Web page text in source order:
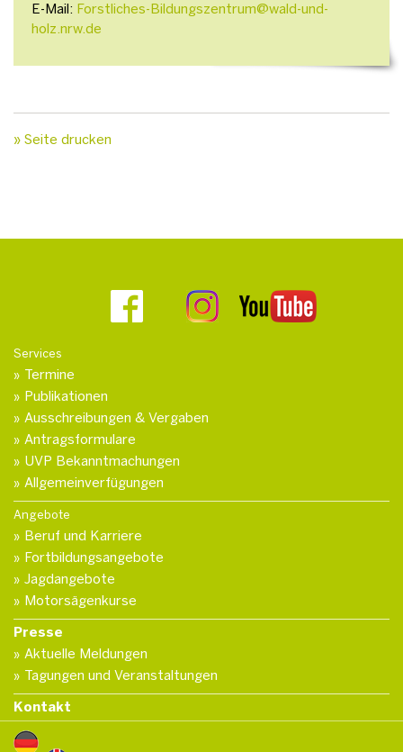
E-Mail: Forstliches-Bildungszentrum@wald-und-
holz.nrw.de
» Seite drucken
Services
Termine
Publikationen
Ausschreibungen & Vergaben
Antragsformulare
UVP Bekanntmachungen
Allgemeinverfügungen
Angebote
Beruf und Karriere
Fortbildungsangebote
Jagdangebote
Motorsägenkurse
Presse
Aktuelle Meldungen
Tagungen und Veranstaltungen
Kontakt